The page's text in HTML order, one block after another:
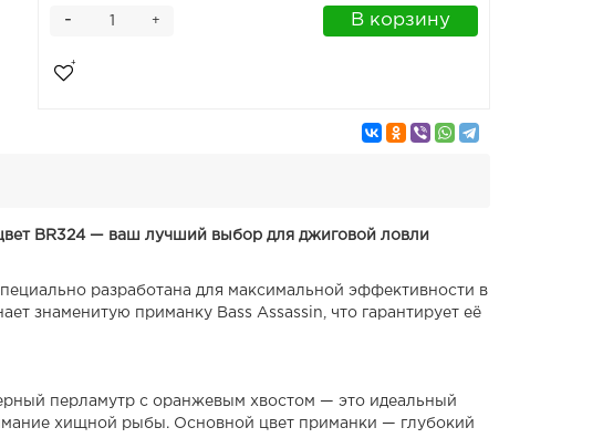
+
- В корзину
BR324 — ваш лучший выбор для джиговой ловли
разработана для максимальной эффективности в
знаменитую приманку Bass Assassin, что гарантирует её
перламутр с оранжевым хвостом — это идеальный
хищной рыбы. Основной цвет приманки — глубокий